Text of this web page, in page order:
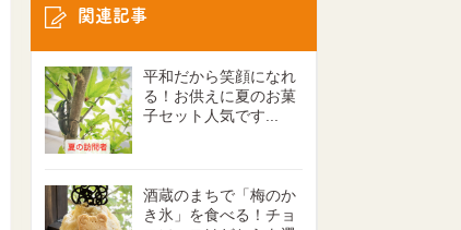
関連記事
平和だから笑顔になれ
る！お供えに夏のお菓
子セット人気です...
酒蔵のまちで「梅のか
き氷」を食べる！チョ